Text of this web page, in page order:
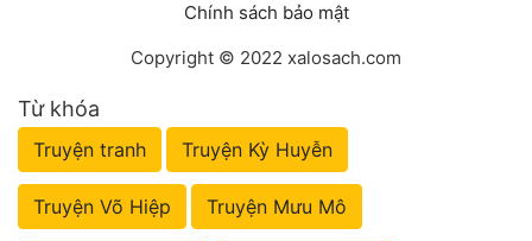
Chính sách bảo mật
Copyright © 2022 xalosach.com
Từ khóa
Truyện tranh Truyện Kỳ Huyễn
Truyện Võ Hiệp Truyện Mưu Mô